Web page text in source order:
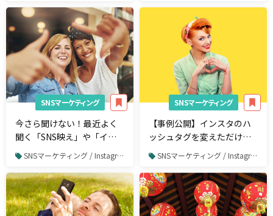
SNSマーケティング
今さら聞けない！最近よく
聞く「SNS映え」や「イン
スタ映え」についてわかり
SNSマーケティング / Instagram
SNSマーケティング
【事例公開】インスタのハ
ッシュタグを変えただけで
「いいね」が15%アップ！
女性向けネットショップが
実施した施策とは？
SNSマーケティング / Instagram